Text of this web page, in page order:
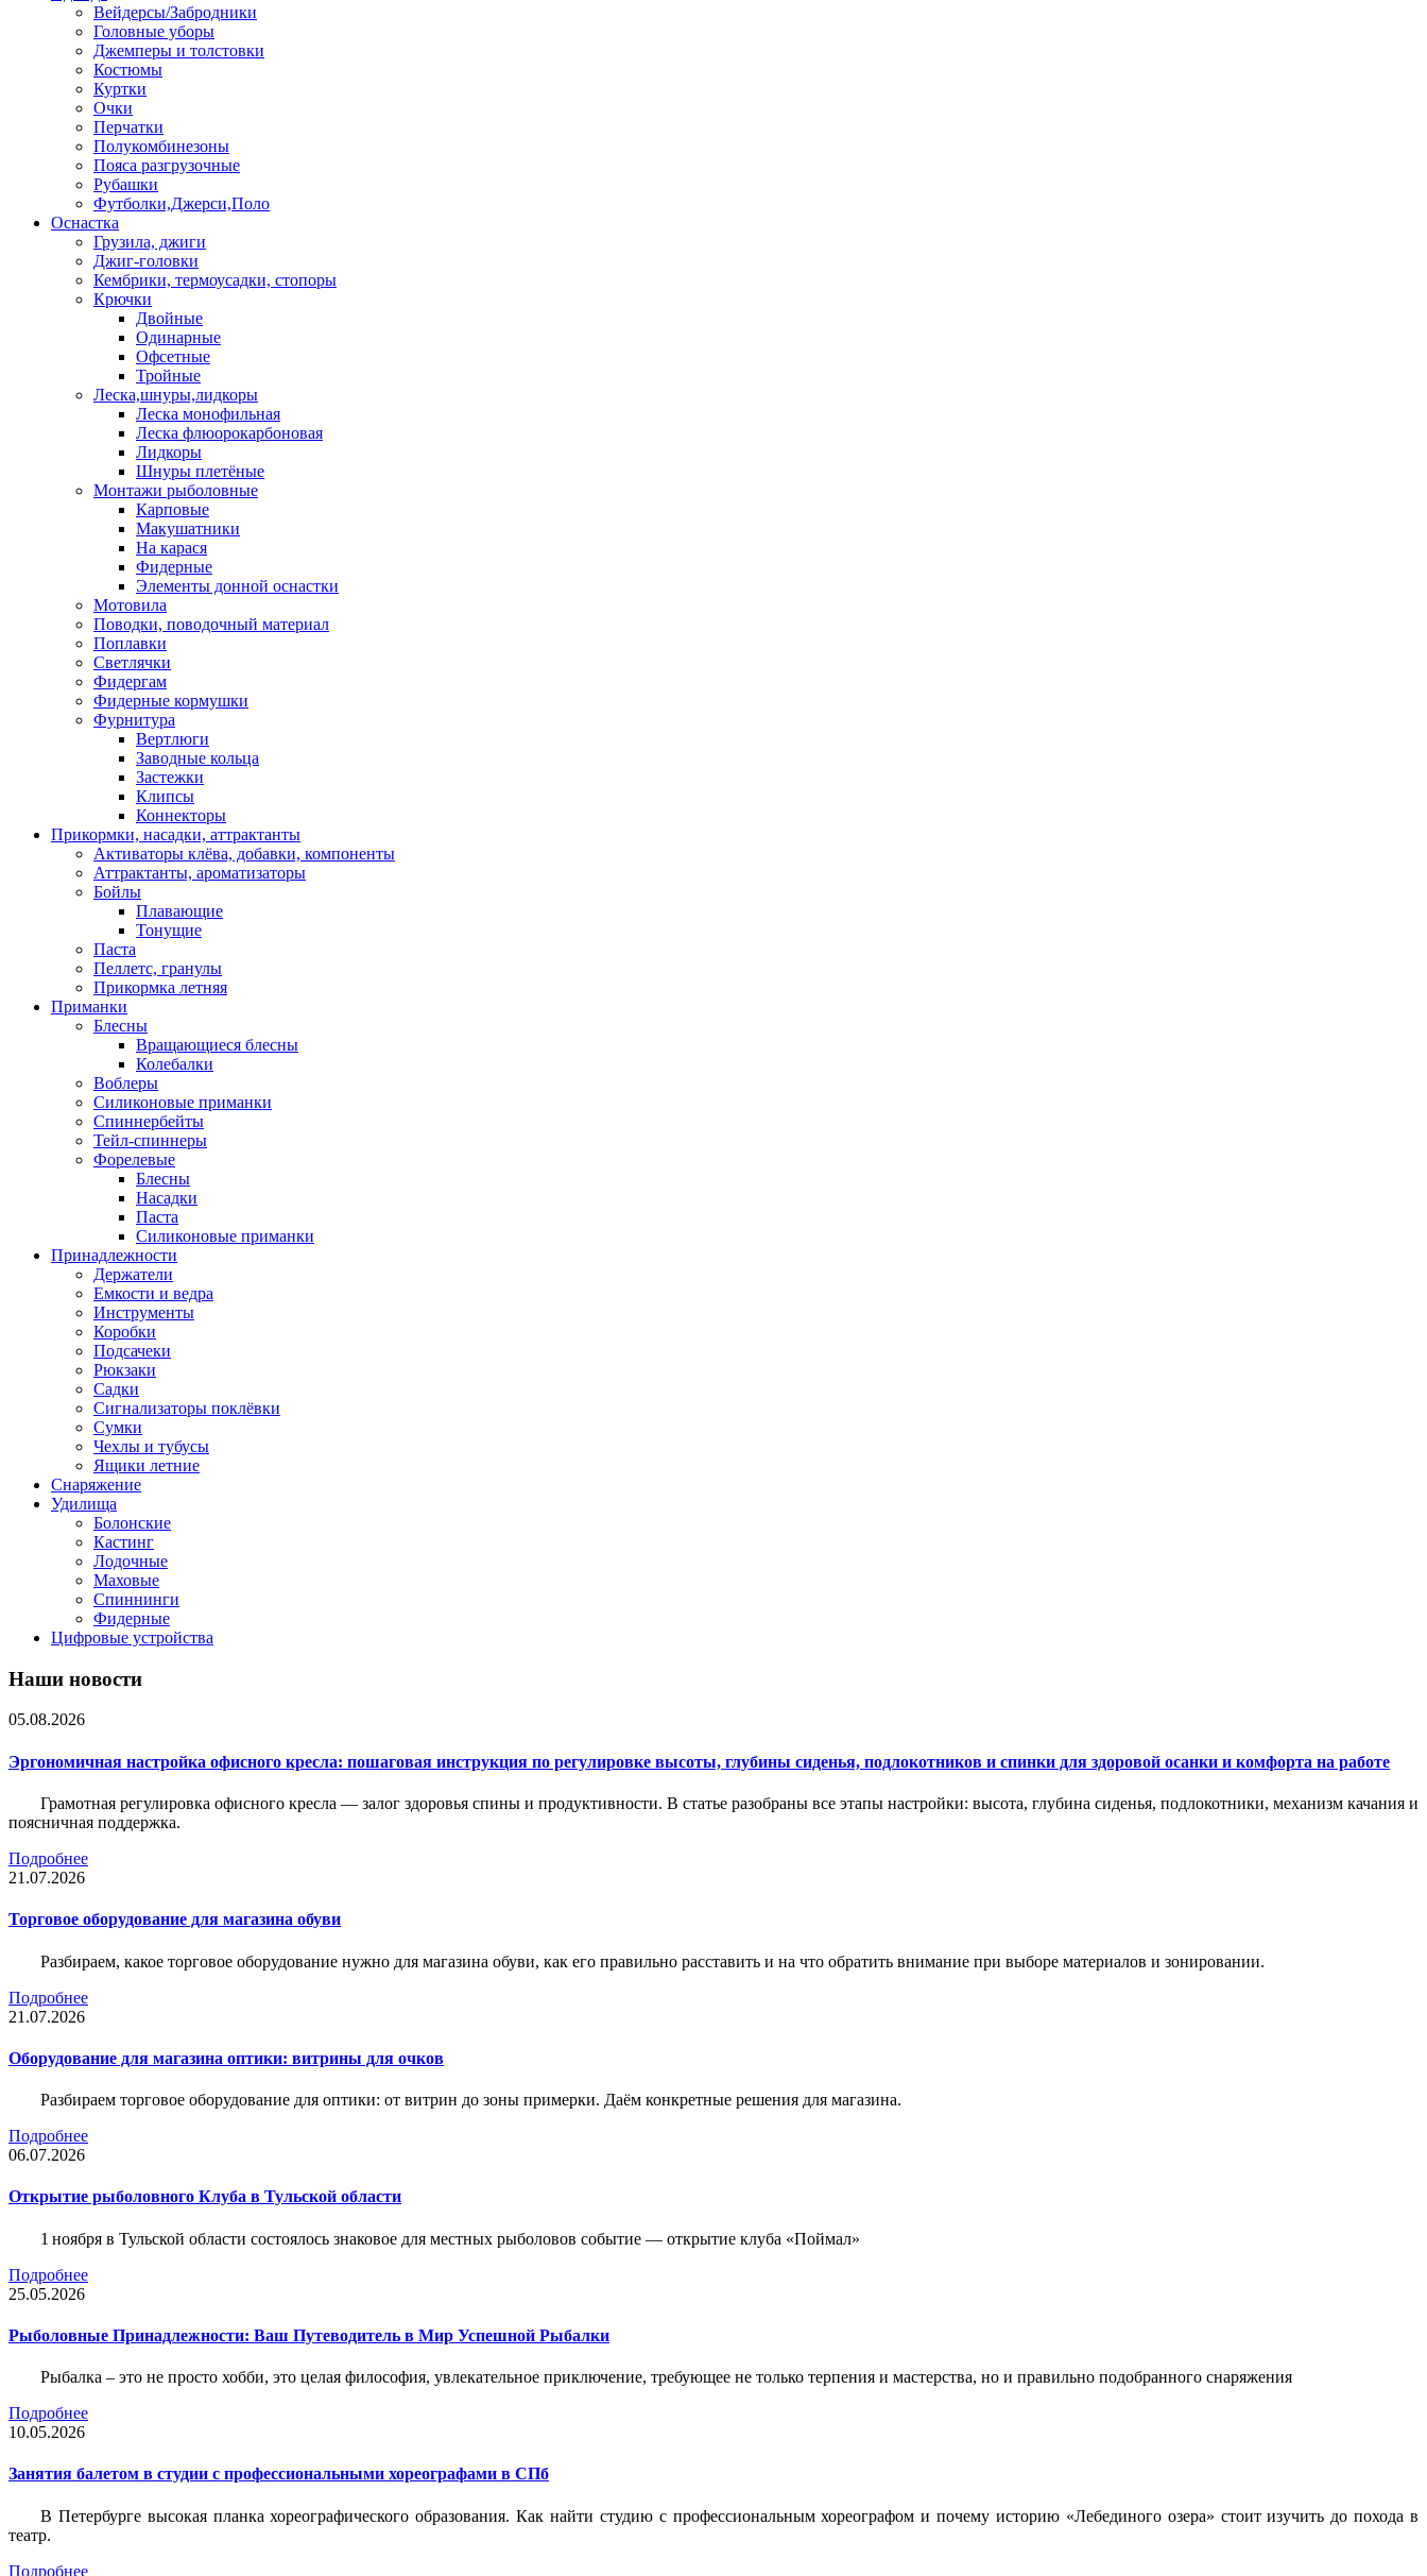
Вейдерсы/Забродники
Головные уборы
Джемперы и толстовки
Костюмы
Куртки
Очки
Перчатки
Полукомбинезоны
Пояса разгрузочные
Рубашки
Футболки,Джерси,Поло
Оснастка
Грузила, джиги
Джиг-головки
Кембрики, термоусадки, стопоры
Крючки
Двойные
Одинарные
Офсетные
Тройные
Леска,шнуры,лидкоры
Леска монофильная
Леска флюорокарбоновая
Лидкоры
Шнуры плетёные
Монтажи рыболовные
Карповые
Макушатники
На карася
Фидерные
Элементы донной оснастки
Мотовила
Поводки, поводочный материал
Поплавки
Светлячки
Фидергам
Фидерные кормушки
Фурнитура
Вертлюги
Заводные кольца
Застежки
Клипсы
Коннекторы
Прикормки, насадки, аттрактанты
Активаторы клёва, добавки, компоненты
Аттрактанты, ароматизаторы
Бойлы
Плавающие
Тонущие
Паста
Пеллетс, гранулы
Прикормка летняя
Приманки
Блесны
Вращающиеся блесны
Колебалки
Воблеры
Силиконовые приманки
Спиннербейты
Тейл-спиннеры
Форелевые
Блесны
Насадки
Паста
Силиконовые приманки
Принадлежности
Держатели
Емкости и ведра
Инструменты
Коробки
Подсачеки
Рюкзаки
Садки
Сигнализаторы поклёвки
Сумки
Чехлы и тубусы
Ящики летние
Снаряжение
Удилища
Болонские
Кастинг
Лодочные
Маховые
Спиннинги
Фидерные
Цифровые устройства
Наши новости
05.08.2026
Эргономичная настройка офисного кресла: пошаговая инструкция по регулировке высоты, глубины сиденья, подлокотников и спинки для здоровой осанки и комфорта на работе
Грамотная регулировка офисного кресла — залог здоровья спины и продуктивности. В статье разобраны все этапы настройки: высота, глубина сиденья, подлокотники, механизм качания и
поясничная поддержка.
Подробнее
21.07.2026
Торговое оборудование для магазина обуви
Разбираем, какое торговое оборудование нужно для магазина обуви, как его правильно расставить и на что обратить внимание при выборе материалов и зонировании.
Подробнее
21.07.2026
Оборудование для магазина оптики: витрины для очков
Разбираем торговое оборудование для оптики: от витрин до зоны примерки. Даём конкретные решения для магазина.
Подробнее
06.07.2026
Открытие рыболовного Клуба в Тульской области
1 ноября в Тульской области состоялось знаковое для местных рыболовов событие — открытие клуба «Поймал»
Подробнее
25.05.2026
Рыболовные Принадлежности: Ваш Путеводитель в Мир Успешной Рыбалки
Рыбалка – это не просто хобби, это целая философия, увлекательное приключение, требующее не только терпения и мастерства, но и правильно подобранного снаряжения
Подробнее
10.05.2026
Занятия балетом в студии с профессиональными хореографами в СПб
В Петербурге высокая планка хореографического образования. Как найти студию с профессиональным хореографом и почему историю «Лебединого озера» стоит изучить до похода в
театр.
Подробнее